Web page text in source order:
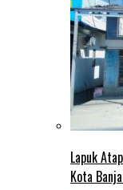
Lapuk
Kota